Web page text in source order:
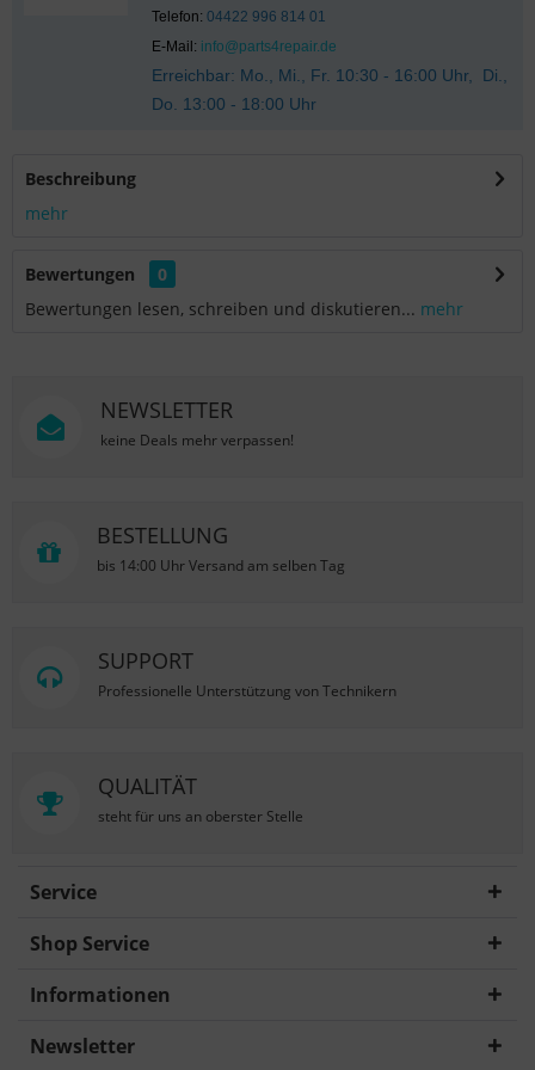
Telefon: 04422 996 814 01
E-Mail: info@parts4repair.de
Erreichbar: Mo., Mi., Fr. 10:30 - 16:00 Uhr, Di.,
Do. 13:00 - 18:00 Uhr
Beschreibung
mehr
Bewertungen
0
Bewertungen lesen, schreiben und diskutieren... mehr
NEWSLETTER
keine Deals mehr verpassen!
BESTELLUNG
bis 14:00 Uhr Versand am selben Tag
SUPPORT
Professionelle Unterstützung von Technikern
QUALITÄT
steht für uns an oberster Stelle
Service
Shop Service
Informationen
Newsletter